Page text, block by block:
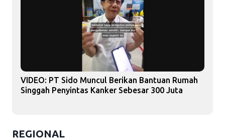
VIDEO: PT Sido Muncul Berikan Bantuan Rumah
Singgah Penyintas Kanker Sebesar 300 Juta
REGIONAL